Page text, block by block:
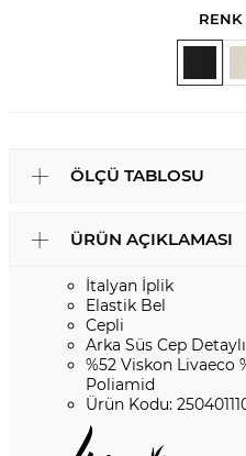
RENK
ÖLÇÜ TABLOSU
ÜRÜN AÇIKLAMASI
İtalyan İplik
Elastik Bel
Cepli
Arka Süs Cep Detaylı
%52 Viskon Livaeco
Poliamid
Ürün Kodu: